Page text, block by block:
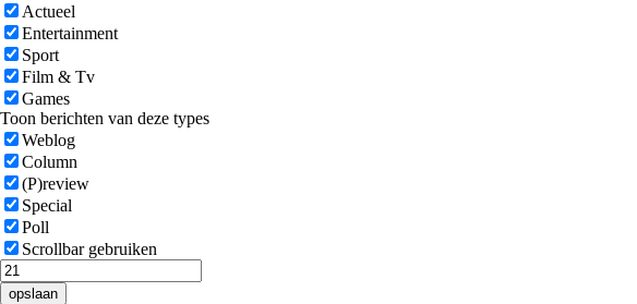
Actueel
Entertainment
Sport
Film & Tv
Games
Toon berichten van deze types
Weblog
Column
(P)review
Special
Poll
Scrollbar gebruiken
opslaan